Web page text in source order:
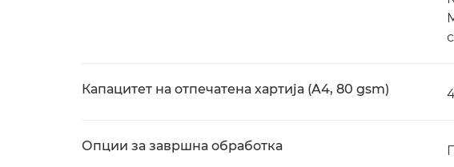
Капацитет на отпечатена хартија (A4, 80 gsm)
Опции за завршна обработка